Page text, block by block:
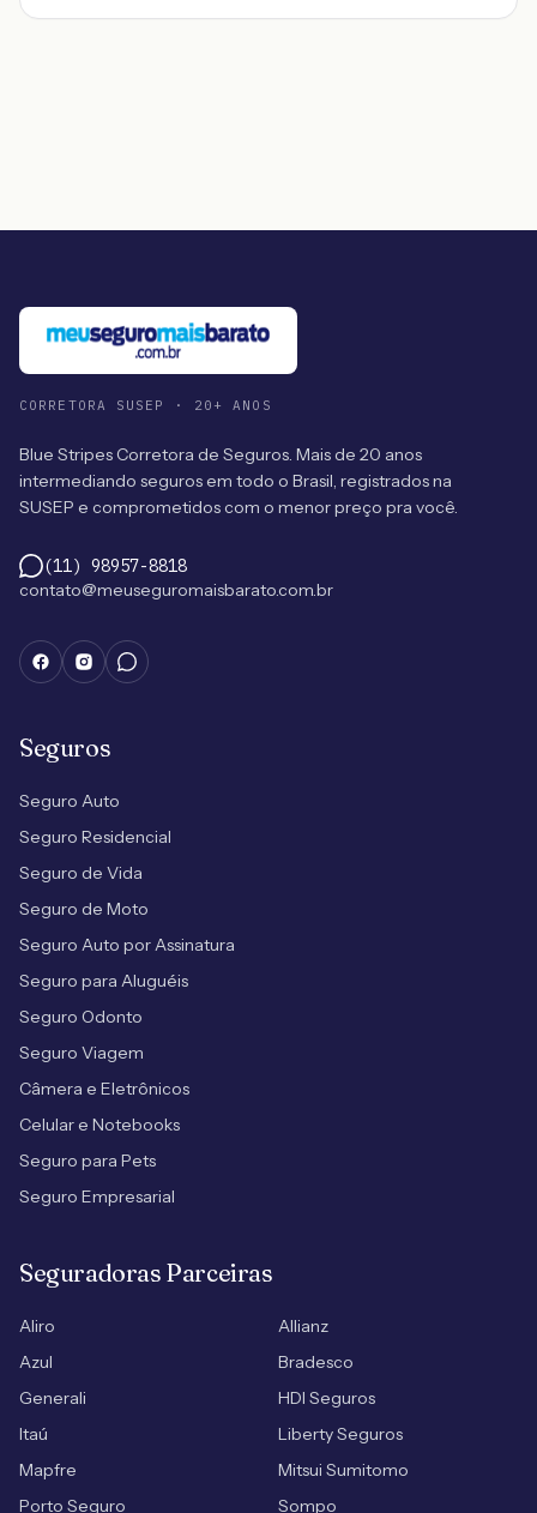
CORRETORA SUSEP · 20+ ANOS
Blue Stripes Corretora de Seguros. Mais de 20 anos
intermediando seguros em todo o Brasil, registrados na
SUSEP e comprometidos com o menor preço pra você.
(11) 98957-8818
contato@meuseguromaisbarato.com.br
Seguros
Seguro Auto
Seguro Residencial
Seguro de Vida
Seguro de Moto
Seguro Auto por Assinatura
Seguro para Aluguéis
Seguro Odonto
Seguro Viagem
Câmera e Eletrônicos
Celular e Notebooks
Seguro para Pets
Seguro Empresarial
Seguradoras Parceiras
Aliro
Allianz
Azul
Bradesco
Generali
HDI Seguros
Itaú
Liberty Seguros
Mapfre
Mitsui Sumitomo
Porto Seguro
Sompo